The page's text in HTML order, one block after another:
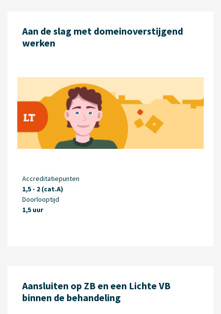
Aan de slag met domeinoverstijgend
werken
Accreditatiepunten
1,5 - 2 (cat.A)
Doorlooptijd
1,5 uur
Aansluiten op ZB en een Lichte VB
binnen de behandeling